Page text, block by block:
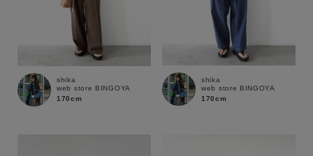
shika
web store BINGOYA
170cm
shika
web store BINGOYA
170cm